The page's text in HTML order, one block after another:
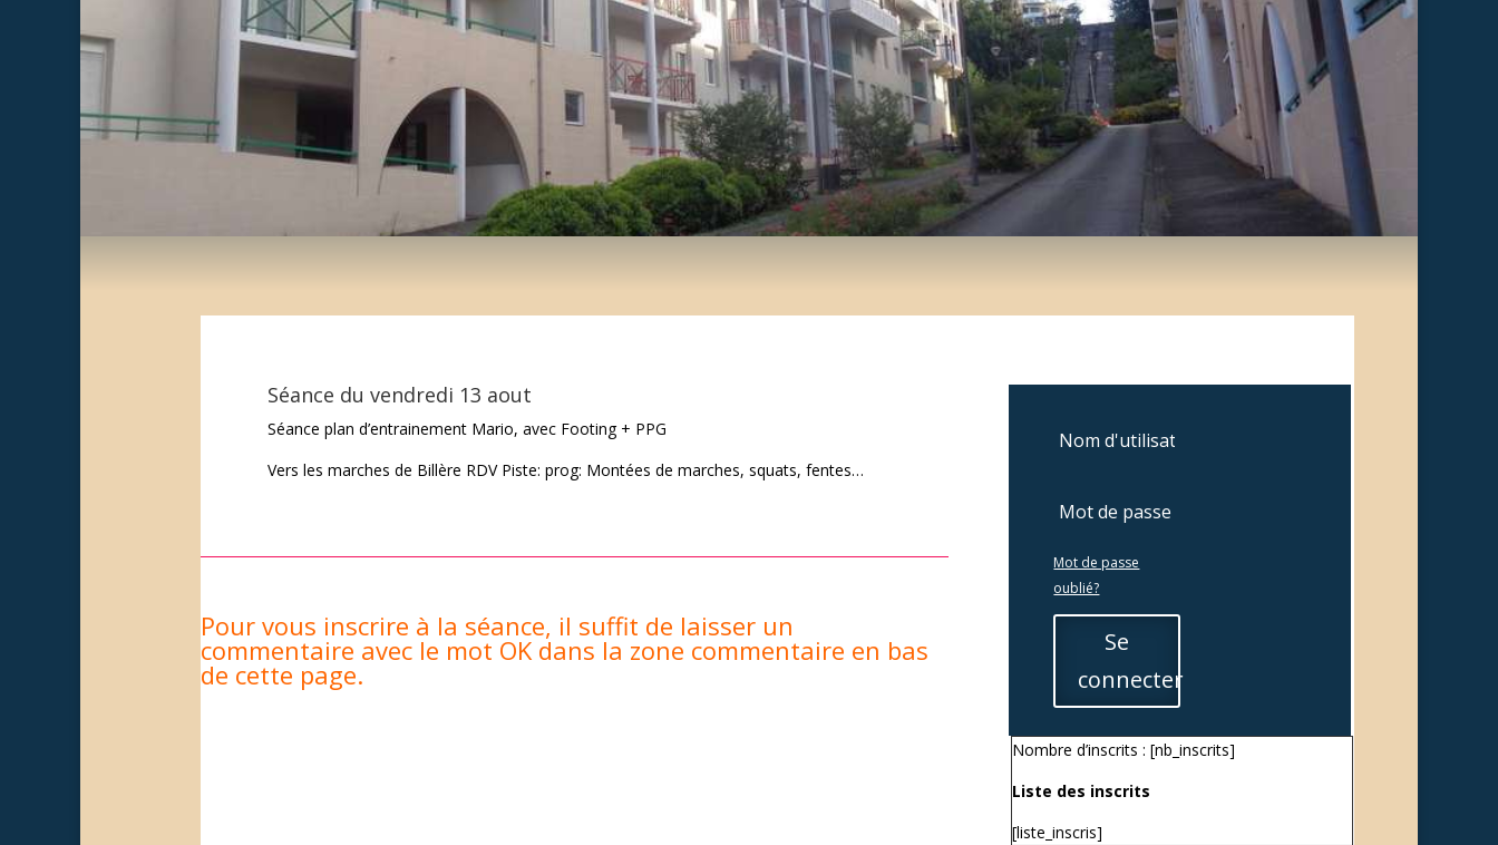
Séance du vendredi 13 aout
Séance plan d’entrainement Mario, avec Footing + PPG
Vers les marches de Billère RDV Piste: prog: Montées de marches, squats, fentes…
Pour vous inscrire à la séance, il suffit de laisser un
commentaire avec le mot OK dans la zone commentaire en bas
de cette page.
Mot de passe
oublié?
Se
connecter
Nombre d’inscrits : [nb_inscrits]
Liste des inscrits
[liste_inscris]